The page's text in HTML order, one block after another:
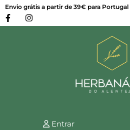
Envio grátis a partir de 39€ para
Entrar